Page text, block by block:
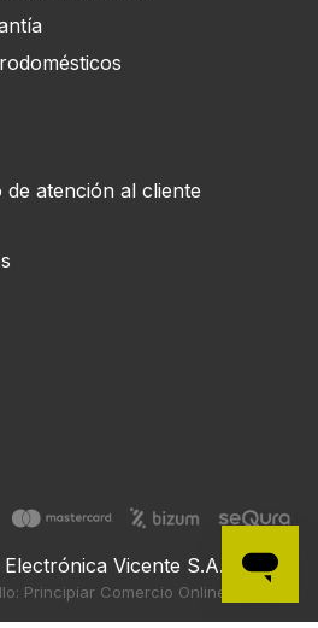
atención al cliente
Vicente S.A.
Principiar Comercio Online